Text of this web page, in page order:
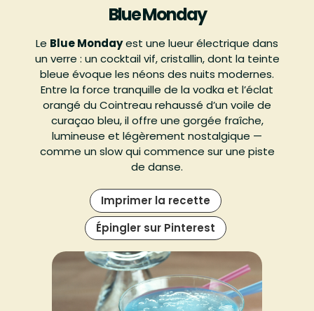
Blue Monday
Le Blue Mondayest une lueur électrique dans
un verre : un cocktail vif, cristallin, dont la teinte
bleue évoque les néons des nuits modernes.
Entre la force tranquille de la vodka et l’éclat
orangé du Cointreau rehaussé d’un voile de
curaçao bleu, il offre une gorgée fraîche,
lumineuse et légèrement nostalgique —
comme un slow qui commence sur une piste
de danse.
Imprimer la recette
Épingler sur Pinterest